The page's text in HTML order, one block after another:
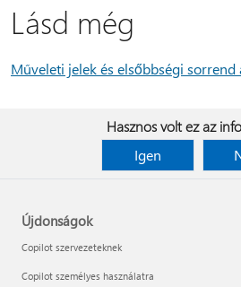
Lásd még
Műveleti jelek és elsőbbségi sorrend
Hasznos volt ez az
Igen
Újdonságok
Copilot szervezeteknek
Copilot személyes használatra